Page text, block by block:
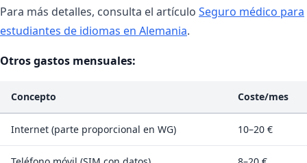
Para más detalles, consulta el artículo Seguro médico para
estudiantes de idiomas en Alemania.
Otros gastos mensuales:
Concepto Coste/mes
Internet (parte proporcional en WG) 10–20 €